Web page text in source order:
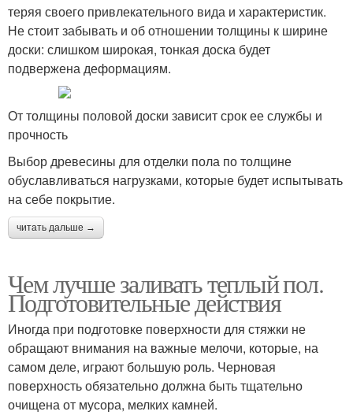
теряя своего привлекательного вида и характеристик.
Не стоит забывать и об отношении толщины к ширине
доски: слишком широкая, тонкая доска будет
подвержена деформациям.
От толщины половой доски зависит срок ее службы и
прочность
Выбор древесины для отделки пола по толщине
обуславливаться нагрузками, которые будет испытывать
на себе покрытие.
читать дальше →
Чем лучше заливать теплый пол.
Подготовительные действия
Иногда при подготовке поверхности для стяжки не
обращают внимания на важные мелочи, которые, на
самом деле, играют большую роль. Черновая
поверхность обязательно должна быть тщательно
очищена от мусора, мелких камней.